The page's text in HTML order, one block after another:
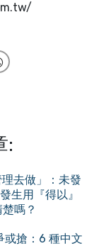
:
去做」：未發
生用『得以』
嗎？
搶：6 種中文